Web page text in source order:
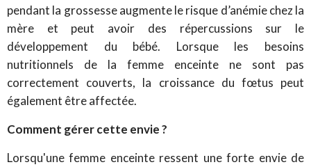
pendant la grossesse augmente le risque d’anémie chez la
mère et peut avoir des répercussions sur le
développement du bébé. Lorsque les besoins
nutritionnels de la femme enceinte ne sont pas
correctement couverts, la croissance du fœtus peut
également être affectée.
Comment gérer cette envie ?
Lorsqu'une femme enceinte ressent une forte envie de